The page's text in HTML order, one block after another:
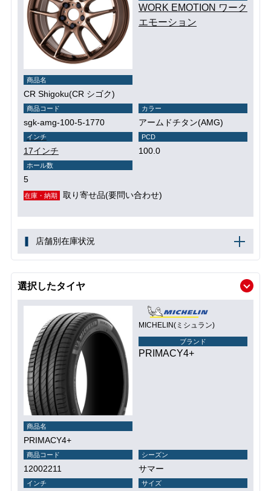
WORK EMOTION ワーク
エモーション
商品名
CR Shigoku(CR シゴク)
商品コード
sgk-amg-100-5-1770
カラー
アームドチタン(AMG)
インチ
17インチ
PCD
100.0
ホール数
5
在庫・納期 取り寄せ品(要問い合わせ)
店舗別在庫状況
選択したタイヤ
MICHELIN(ミシュラン)
ブランド
PRIMACY4+
商品名
PRIMACY4+
商品コード
12002211
シーズン
サマー
インチ サイズ